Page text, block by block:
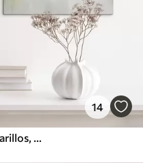
14
Paisaje abstracto con toques amarillos, una composición minimalista de tierra, agua y cielo, con colores apagados